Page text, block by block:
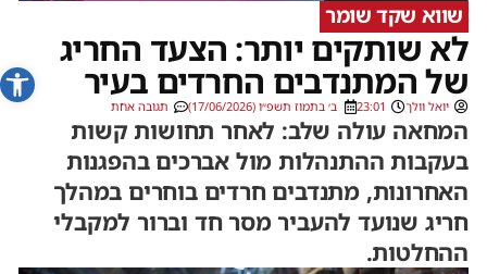
פתח
שווא שקד שומר
לא שותקים יותר: הצעד החריג
של המתנדבים החרדים בעיר
יואל וולך 23:01 ב׳ בתמוז תשפ״ו (17/06/2026) תגובה אחת
המחאה עולה שלב: לאחר תחושות קשות
בעקבות ההתנהלות מול אברכים בהפגנות
האחרונות, מתנדבים חרדים בוחרים במהלך
חריג שנועד להעביר מסר חד וברור למקבלי
ההחלטות.